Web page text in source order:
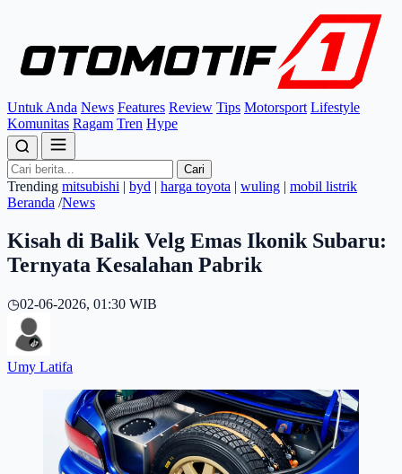
Untuk Anda News Features Review Tips Motorsport Lifestyle
Komunitas Ragam Tren Hype
Cari
Trending mitsubishi | byd | harga toyota | wuling | mobil listrik
Beranda /News
Kisah di Balik Velg Emas Ikonik Subaru:
Ternyata Kesalahan Pabrik
◷02-06-2026, 01:30 WIB
Umy Latifa